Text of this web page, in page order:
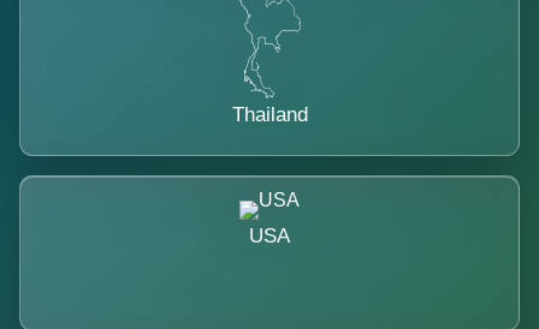
Thailand
USA